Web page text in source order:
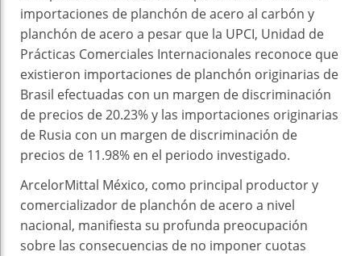
importaciones de planchón de acero al carbón y
planchón de acero a pesar que la UPCI, Unidad de
Prácticas Comerciales Internacionales reconoce que
existieron importaciones de planchón originarias de
Brasil efectuadas con un margen de discriminación
de precios de 20.23% y las importaciones originarias
de Rusia con un margen de discriminación de
precios de 11.98% en el periodo investigado.
ArcelorMittal México, como principal productor y
comercializador de planchón de acero a nivel
nacional, manifiesta su profunda preocupación
sobre las consecuencias de no imponer cuotas